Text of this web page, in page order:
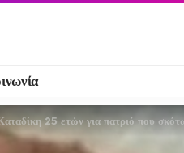
25 ετών για πατριό που